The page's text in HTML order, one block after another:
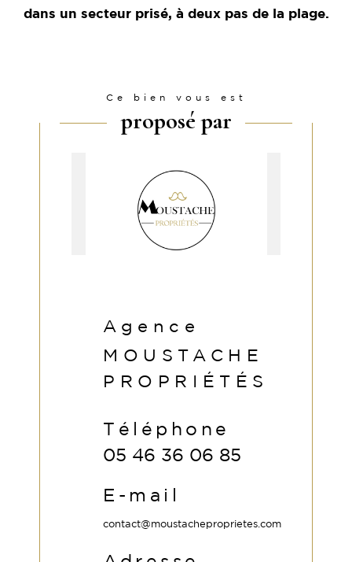
dans un secteur prisé, à deux pas de la plage.
Ce bien vous est
proposé par
Agence
MOUSTACHE
PROPRIÉTÉS
Téléphone
05 46 36 06 85
E-mail
contact@moustacheproprietes.com